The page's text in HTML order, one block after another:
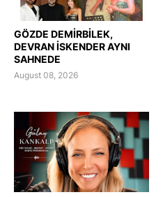
GÖZDE DEMİRBİLEK,
DEVRAN İSKENDER AYNI
SAHNEDE
August 08, 2026